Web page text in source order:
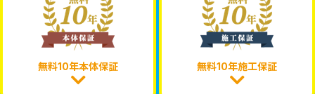
無料10年本体保証 無料10年施工保証